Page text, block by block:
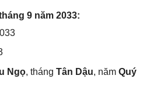
9 năm 2033:
Ngọ, thánɡ Tân Dậu, năm Quý